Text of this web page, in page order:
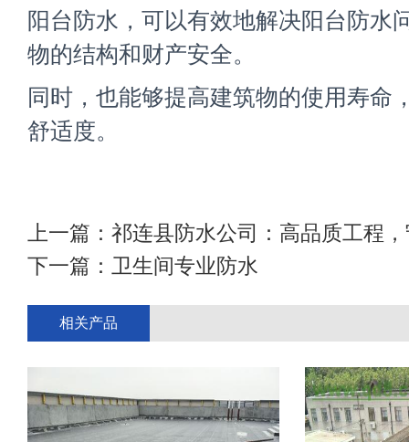
阳台防水，可以有效地解决阳台防水
物的结构和财产安全。
同时，也能够提高建筑物的使用寿命
舒适度。
上一篇： 祁连县防水公司：高品质工程
下一篇： 卫生间专业防水
相关产品